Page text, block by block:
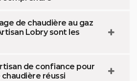
de chaudière au gaz
Lobry sont les
de confiance pour
réussi